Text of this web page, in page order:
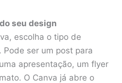
seu design
escolha o tipo de
Pode ser um post para
apresentação, um flyer
O Canva já abre o